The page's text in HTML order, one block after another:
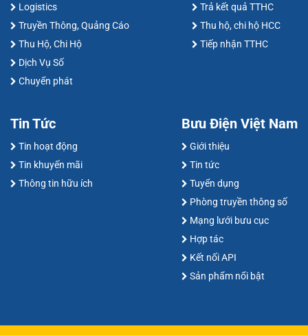
Logistics
Truyền Thông, Quảng Cáo
Thu Hộ, Chi Hộ
Dịch Vụ Số
Chuyển phát
Trả kết quả TTHC
Thu hộ, chi hộ HCC
Tiếp nhận TTHC
Tin Tức
Tin hoạt động
Tin khuyến mãi
Thông tin hữu ích
Bưu Điện Việt Nam
Giới thiệu
Tin tức
Tuyển dụng
Phòng truyền thông số
Mạng lưới bưu cục
Hợp tác
Kết nối API
Sản phẩm nổi bật